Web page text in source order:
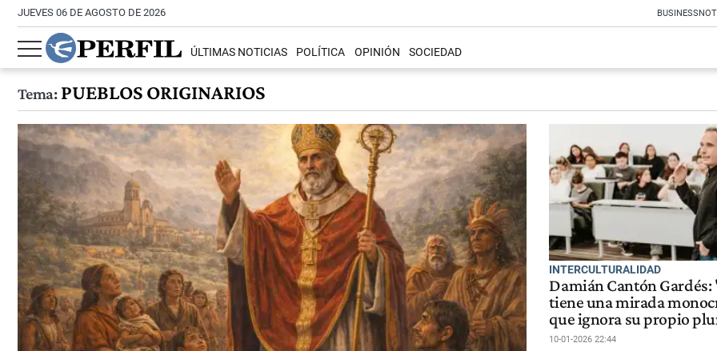
JUEVES 06 DE AGOSTO DE 2026 BUSINESS
ÚLTIMAS NOTICIAS POLÍTICA OPINIÓN SOCIEDAD
Tema:PUEBLOS ORIGINARIOS
INTERCULTURALIDAD
Damián Cantón
tiene una mirada
que ignora su propio
10-01-2026 22:44